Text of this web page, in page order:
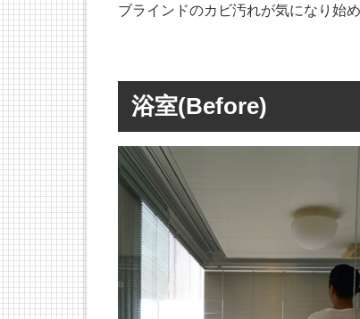
ブラインドのカビ汚れが気になり始
浴室(Before)